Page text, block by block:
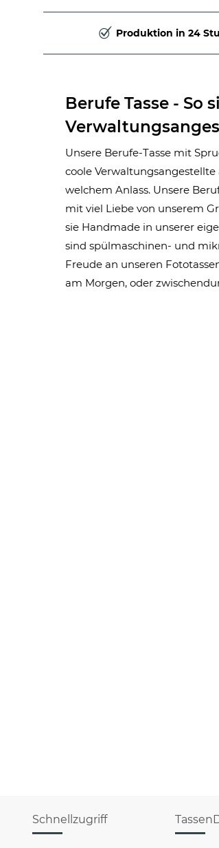
Produktion in 24
Berufe Tasse - So
Unsere Berufe-Tasse mit
coole
welchem Anlass. Unsere
mit viel Liebe von unserem
sie Handmade in unserer
sind spülmaschinen- und
Freude an unseren
am Morgen, oder
Schnellzugriff